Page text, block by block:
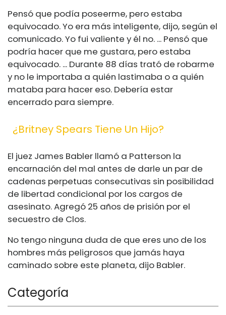
Pensó que podía poseerme, pero estaba
equivocado. Yo era más inteligente, dijo, según el
comunicado. Yo fui valiente y él no. ... Pensó que
podría hacer que me gustara, pero estaba
equivocado. ... Durante 88 días trató de robarme
y no le importaba a quién lastimaba o a quién
mataba para hacer eso. Debería estar
encerrado para siempre.
¿Britney Spears Tiene Un Hijo?
El juez James Babler llamó a Patterson la
encarnación del mal antes de darle un par de
cadenas perpetuas consecutivas sin posibilidad
de libertad condicional por los cargos de
asesinato. Agregó 25 años de prisión por el
secuestro de Clos.
No tengo ninguna duda de que eres uno de los
hombres más peligrosos que jamás haya
caminado sobre este planeta, dijo Babler.
Categoría